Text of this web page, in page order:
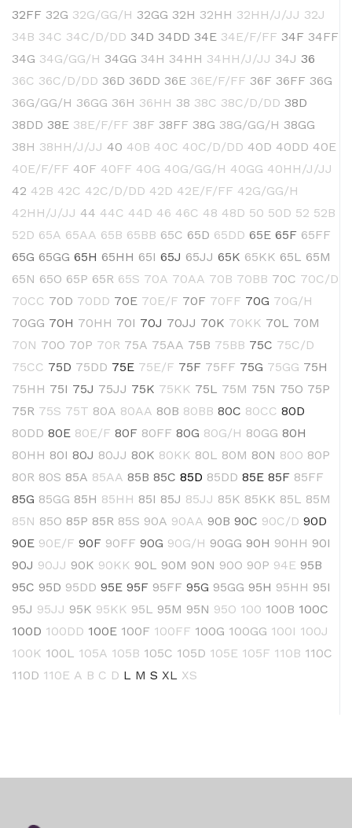
32FF 32G 32G/GG/H 32GG 32H 32HH 32HH/J/JJ 32J
34B 34C 34C/D/DD 34D 34DD 34E 34E/F/FF 34F 34FF
34G 34G/GG/H 34GG 34H 34HH 34HH/J/JJ 34J 36
36C 36C/D/DD 36D 36DD 36E 36E/F/FF 36F 36FF 36G
36G/GG/H 36GG 36H 36HH 38 38C 38C/D/DD 38D
38DD 38E 38E/F/FF 38F 38FF 38G 38G/GG/H 38GG
38H 38HH/J/JJ 40 40B 40C 40C/D/DD 40D 40DD 40E
40E/F/FF 40F 40FF 40G 40G/GG/H 40GG 40HH/J/JJ
42 42B 42C 42C/D/DD 42D 42E/F/FF 42G/GG/H
42HH/J/JJ 44 44C 44D 46 46C 48 48D 50 50D 52 52B
52D 65A 65AA 65B 65BB 65C 65D 65DD 65E 65F 65FF
65G 65GG 65H 65HH 65I 65J 65JJ 65K 65KK 65L 65M
65N 65O 65P 65R 65S 70A 70AA 70B 70BB 70C 70C/D
70CC 70D 70DD 70E 70E/F 70F 70FF 70G 70G/H
70GG 70H 70HH 70I 70J 70JJ 70K 70KK 70L 70M
70N 70O 70P 70R 75A 75AA 75B 75BB 75C 75C/D
75CC 75D 75DD 75E 75E/F 75F 75FF 75G 75GG 75H
75HH 75I 75J 75JJ 75K 75KK 75L 75M 75N 75O 75P
75R 75S 75T 80A 80AA 80B 80BB 80C 80CC 80D
80DD 80E 80E/F 80F 80FF 80G 80G/H 80GG 80H
80HH 80I 80J 80JJ 80K 80KK 80L 80M 80N 80O 80P
80R 80S 85A 85AA 85B 85C 85D 85DD 85E 85F 85FF
85G 85GG 85H 85HH 85I 85J 85JJ 85K 85KK 85L 85M
85N 85O 85P 85R 85S 90A 90AA 90B 90C 90C/D 90D
90E 90E/F 90F 90FF 90G 90G/H 90GG 90H 90HH 90I
90J 90JJ 90K 90KK 90L 90M 90N 90O 90P 94E 95B
95C 95D 95DD 95E 95F 95FF 95G 95GG 95H 95HH 95I
95J 95JJ 95K 95KK 95L 95M 95N 95O 100 100B 100C
100D 100DD 100E 100F 100FF 100G 100GG 100I 100J
100K 100L 105A 105B 105C 105D 105E 105F 110B 110C
110D 110E A B C D L M S XL XS